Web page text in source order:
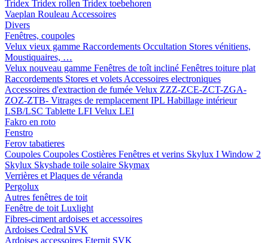
Tridex Tridex rollen Tridex toebehoren
Vaeplan Rouleau Accessoires
Divers
Fenêtres, coupoles
Velux vieux gamme Raccordements Occultation Stores vénitiens,
Moustiquaires, …
Velux nouveau gamme Fenêtres de toît incliné Fenêtres toiture plat
Raccordements Stores et volets Accessoires electroniques
Accessoires d'extraction de fumée Velux ZZZ-ZCE-ZCT-ZGA-
ZOZ-ZTB- Vitrages de remplacement IPL Habillage intérieur
LSB/LSC Tablette LFI Velux LEI
Fakro en roto
Fenstro
Ferov tabatieres
Coupoles Coupoles Costières Fenêtres et verins Skylux I Window 2
Skylux Skyshade toile solaire Skymax
Verrières et Plaques de véranda
Pergolux
Autres fenêtres de toit
Fenêtre de toit Luxlight
Fibres-ciment ardoises et accessoires
Ardoises Cedral SVK
Ardoises accessoires Eternit SVK